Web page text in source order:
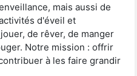
mais aussi de
d'éveil et
de rêver, de manger
Notre mission : offrir
à les faire grandir